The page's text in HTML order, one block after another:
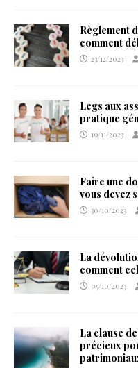
Règlement
comment
23/12/2023
Legs aux
pratique
19/11/2023
Faire une
vous devez
30/10/2023
La
comment
05/10/2023
La clause
précieux